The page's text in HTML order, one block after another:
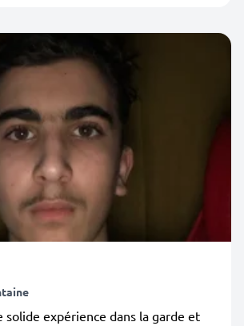
solide expérience dans la garde et